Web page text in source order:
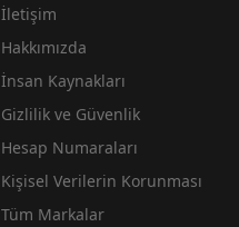
İletişim
Hakkımızda
İnsan Kaynakları
Gizlilik ve Güvenlik
Hesap Numaraları
Kişisel Verilerin Korunması
Tüm Markalar